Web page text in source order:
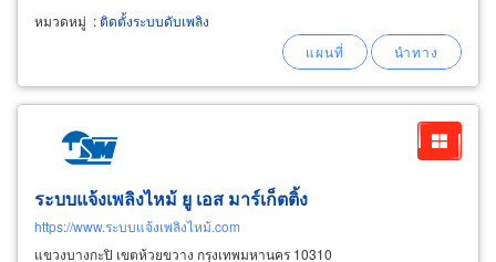
ที่เดียว บริการระบบแจ้งเหตุเพลิงไหม้ (fire alarm
system) ออกแบบและติดตั้งระบบสัญญาณแจ้งเหตุ
เพลิงไหม้ภายในอาคารและโรงงานอุตสาหกรรม
หมวดหมู่ :ติดตั้งระบบดับเพลิง
ระบบแจ้งเพลิงไหม้ ยู เอส มาร์เก็ตติ้ง
https://www.ระบบแจ้งเพลิงไหม้.com
แขวงบางกะปิ เขตห้วยขวาง กรุงเทพมหานคร 10310